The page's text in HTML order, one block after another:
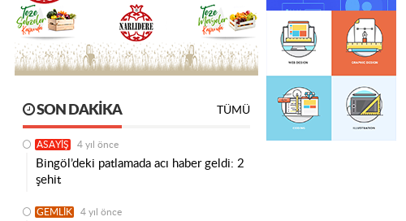
SON DAKIKA TÜMÜ
ASAYİŞ 4 yıl önce
Bingöl’deki patlamada acı haber geldi: 2
şehit
GEMLİK 4 yıl önce